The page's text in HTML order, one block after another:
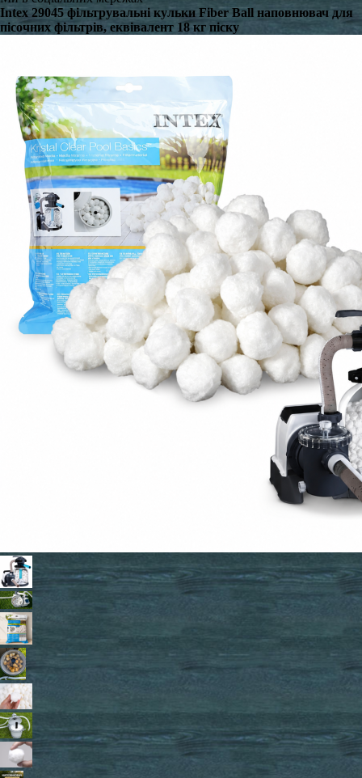
Intex 29045 фільтрувальні кульки Fiber Ball наповнювач для
пісочних фільтрів, еквівалент 18 кг піску